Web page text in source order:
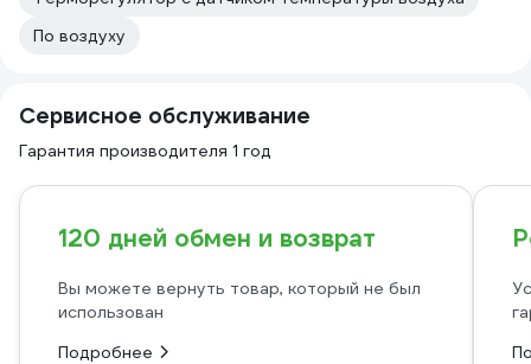
По воздуху
Сервисное обслуживание
Гарантия производителя 1 год
120 дней обмен и возврат
Вы можете вернуть товар, который не был
использован
Подробнее